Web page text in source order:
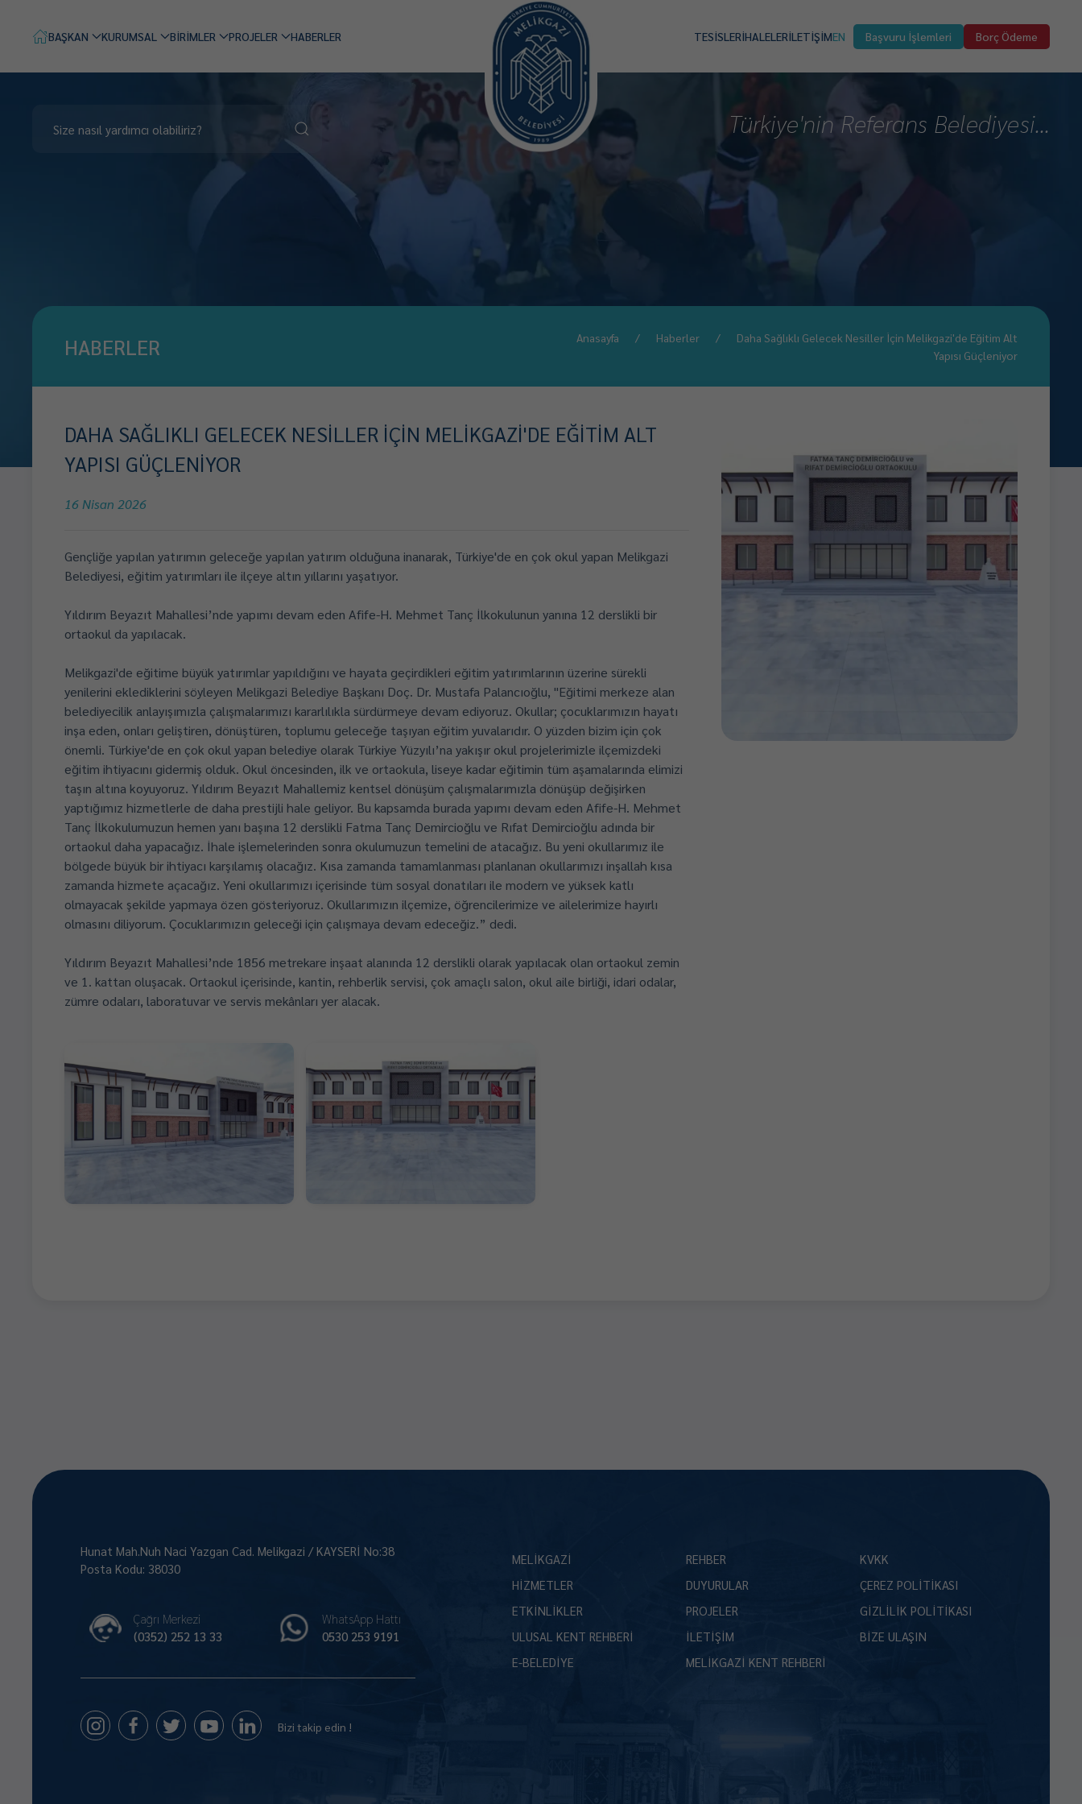
BAŞKAN KURUMSAL BİRİMLER PROJELER HABERLER TESİSLERİHALELERİLETİŞİMEN Başvuru İşlemleri Borç Ödeme
Türkiye'nin Referans Belediyesi...
HABERLER Anasayfa Haberler
Daha Sağlıklı Gelecek Nesiller İçin Melikgazi'de Eğitim Alt
Yapısı Güçleniyor
DAHA SAĞLIKLI GELECEK NESİLLER İÇİN MELİKGAZİ'DE EĞİTİM ALT
YAPISI GÜÇLENİYOR
16 Nisan 2026
Gençliğe yapılan yatırımın geleceğe yapılan yatırım olduğuna inanarak, Türkiye'de en çok okul yapan Melikgazi
Belediyesi, eğitim yatırımları ile ilçeye altın yıllarını yaşatıyor.
Yıldırım Beyazıt Mahallesi’nde yapımı devam eden Afife-H. Mehmet Tanç İlkokulunun yanına 12 derslikli bir
ortaokul da yapılacak.
Melikgazi'de eğitime büyük yatırımlar yapıldığını ve hayata geçirdikleri eğitim yatırımlarının üzerine sürekli
yenilerini eklediklerini söyleyen Melikgazi Belediye Başkanı Doç. Dr. Mustafa Palancıoğlu, "Eğitimi merkeze alan
belediyecilik anlayışımızla çalışmalarımızı kararlılıkla sürdürmeye devam ediyoruz. Okullar; çocuklarımızın hayatı
inşa eden, onları geliştiren, dönüştüren, toplumu geleceğe taşıyan eğitim yuvalarıdır. O yüzden bizim için çok
önemli. Türkiye'de en çok okul yapan belediye olarak Türkiye Yüzyılı’na yakışır okul projelerimizle ilçemizdeki
eğitim ihtiyacını gidermiş olduk. Okul öncesinden, ilk ve ortaokula, liseye kadar eğitimin tüm aşamalarında elimizi
taşın altına koyuyoruz. Yıldırım Beyazıt Mahallemiz kentsel dönüşüm çalışmalarımızla dönüşüp değişirken
yaptığımız hizmetlerle de daha prestijli hale geliyor. Bu kapsamda burada yapımı devam eden Afife-H. Mehmet
Tanç İlkokulumuzun hemen yanı başına 12 derslikli Fatma Tanç Demircioğlu ve Rıfat Demircioğlu adında bir
ortaokul daha yapacağız. İhale işlemelerinden sonra okulumuzun temelini de atacağız. Bu yeni okullarımız ile
bölgede büyük bir ihtiyacı karşılamış olacağız. Kısa zamanda tamamlanması planlanan okullarımızı inşallah kısa
zamanda hizmete açacağız. Yeni okullarımızı içerisinde tüm sosyal donatıları ile modern ve yüksek katlı
olmayacak şekilde yapmaya özen gösteriyoruz. Okullarımızın ilçemize, öğrencilerimize ve ailelerimize hayırlı
olmasını diliyorum. Çocuklarımızın geleceği için çalışmaya devam edeceğiz.” dedi.
Yıldırım Beyazıt Mahallesi’nde 1856 metrekare inşaat alanında 12 derslikli olarak yapılacak olan ortaokul zemin
ve 1. kattan oluşacak. Ortaokul içerisinde, kantin, rehberlik servisi, çok amaçlı salon, okul aile birliği, idari odalar,
zümre odaları, laboratuvar ve servis mekânları yer alacak.
Hunat Mah.Nuh Naci Yazgan Cad. Melikgazi / KAYSERİ No:38
Posta Kodu: 38030
Çağrı Merkezi
(0352) 252 13 33
WhatsApp Hattı
0530 253 9191
Bizi takip edin !
MELİKGAZİ
HİZMETLER
ETKİNLİKLER
ULUSAL KENT REHBERİ
E-BELEDİYE
REHBER
DUYURULAR
PROJELER
İLETİŞİM
MELİKGAZİ KENT REHBERİ
KVKK
ÇEREZ POLİTİKASI
GİZLİLİK POLİTİKASI
BİZE ULAŞIN